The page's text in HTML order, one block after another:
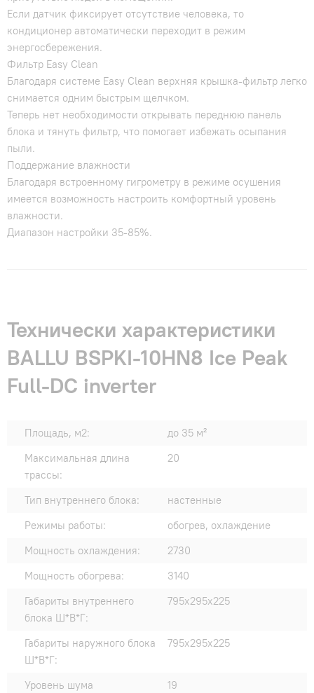
Если датчик фиксирует отсутствие человека, то
кондиционер автоматически переходит в режим
энергосбережения.
Фильтр Easy Clean
Благодаря системе Easy Clean верхняя крышка-фильтр легко
снимается одним быстрым щелчком.
Теперь нет необходимости открывать переднюю панель
блока и тянуть фильтр, что помогает избежать осыпания
пыли.
Поддержание влажности
Благодаря встроенному гигрометру в режиме осушения
имеется возможность настроить комфортный уровень
влажности.
Диапазон настройки 35-85%.
Технически характеристики
BALLU BSPKI-10HN8 Ice Peak
Full-DC inverter
Площадь, м2:
до 35 м²
Максимальная длина
трассы:
20
Тип внутреннего блока:
настенные
Режимы работы:
обогрев, охлаждение
Мощность охлаждения:
2730
Мощность обогрева:
3140
Габариты внутреннего
блока Ш*В*Г:
795х295х225
Габариты наружного блока
Ш*В*Г:
795х295х225
Уровень шума
19